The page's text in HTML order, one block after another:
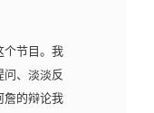
个节目。我
、淡淡反
詹的辩论我